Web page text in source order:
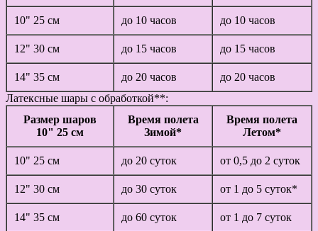
10" 25 см до 10 часов до 10 часов
12" 30 см до 15 часов до 15 часов
14" 35 см до 20 часов
до 20 часов
Латексные шары с обработкой**:
Размер шаров
10" 25 см
Время полета
Зимой*
Время полета
Летом*
10" 25 см до 20 суток от 0,5 до 2 суток
12" 30 см до 30 суток от 1 до 5 суток*
14" 35 см до 60 суток
от 1 до 7 суток